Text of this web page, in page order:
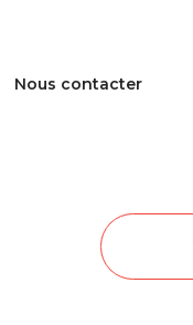
Nous contacter